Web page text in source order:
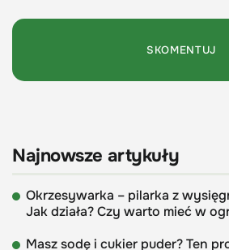
Najnowsze artykuły
Okrzesywarka – pilarka z
Jak działa? Czy warto mieć w
Masz sodę i cukier puder? Ten